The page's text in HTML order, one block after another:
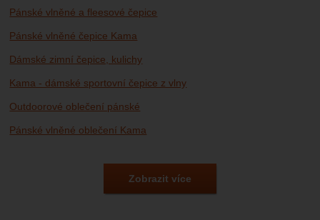
Pánské vlněné a fleesové čepice
Pánské vlněné čepice Kama
Dámské zimní čepice, kulichy
Kama - dámské sportovní čepice z vlny
Outdoorové oblečení pánské
Pánské vlněné oblečení Kama
Zobrazit více